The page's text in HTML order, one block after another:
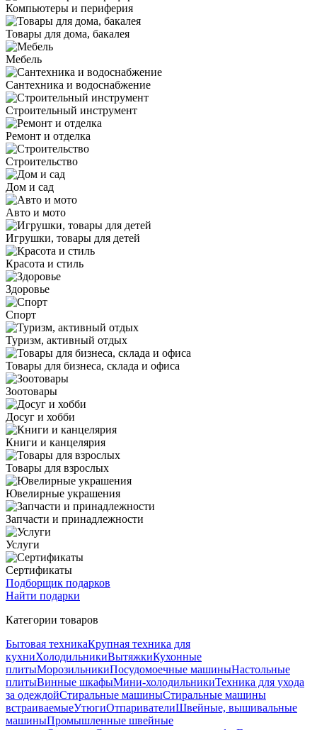
Компьютеры и периферия
Товары для дома, бакалея
Мебель
Сантехника и водоснабжение
Строительный инструмент
Ремонт и отделка
Строительство
Дом и сад
Авто и мото
Игрушки, товары для детей
Красота и стиль
Здоровье
Спорт
Туризм, активный отдых
Товары для бизнеса, склада и офиса
Зоотовары
Досуг и хобби
Книги и канцелярия
Товары для взрослых
Ювелирные украшения
Запчасти и принадлежности
Услуги
Сертификаты
Подборщик подарков
Найти подарки
Категории товаров
Бытовая техникаКрупная техника для
кухниХолодильникиВытяжкиКухонные
плитыМорозильникиПосудомоечные машиныНастольные
плитыВинные шкафыМини-холодильникиТехника для ухода
за одеждойСтиральные машиныСтиральные машины
встраиваемыеУтюгиОтпаривателиШвейные, вышивальные
машиныПромышленные швейные